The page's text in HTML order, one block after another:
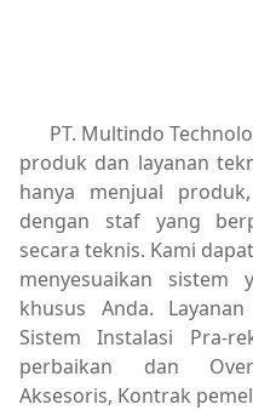
PT. Multindo
produk dan layanan
hanya menjual
dengan staf yang
secara teknis. Kami
menyesuaikan sistem
khusus Anda.
Sistem Instalasi Pra-
perbaikan dan
Aksesoris, Kontrak